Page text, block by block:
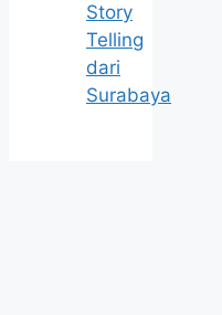
Story
Telling
dari
Surabaya